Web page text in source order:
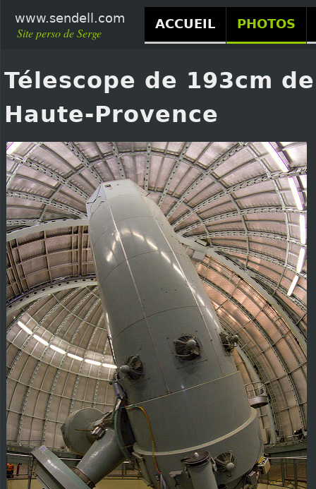
Télescope de 193cm
Haute-Provence
www.sendell.com ACCUEIL PHOTOS
Site perso de Serge